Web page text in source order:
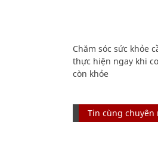
Chăm sóc sức khỏe
thực hiện ngay khi
còn khỏe
Tin cùng chuyên